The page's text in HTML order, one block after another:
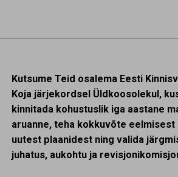
Kutsume Teid osalema Eesti
Koja järjekordsel Üldkoosolekul,
kinnitada kohustuslik iga aastane
aruanne, teha kokkuvõte eelmisest
uutest plaanidest ning valida
juhatus, aukohtu ja